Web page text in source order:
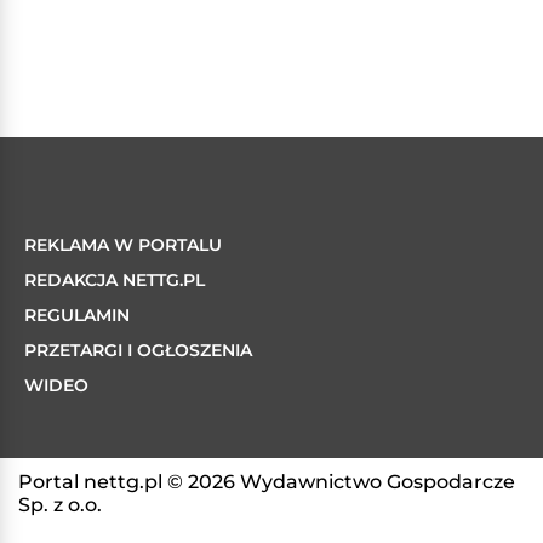
REKLAMA W PORTALU
REDAKCJA NETTG.PL
REGULAMIN
PRZETARGI I OGŁOSZENIA
WIDEO
Portal nettg.pl © 2026 Wydawnictwo Gospodarcze
Sp. z o.o.